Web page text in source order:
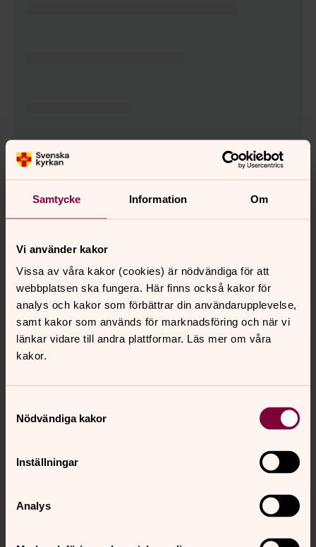
Samtycke Information Om
Vi använder kakor
Vissa av våra kakor (cookies) är nödvändiga för att
webbplatsen ska fungera. Här finns också kakor för
analys och kakor som förbättrar din användarupplevelse,
samt kakor som används för marknadsföring och när vi
länkar vidare till andra plattformar. Läs mer om våra
kakor.
Nödvändiga kakor
Inställningar
Analys
Tillbaka till toppen
Tillbaka till innehållet
Kontakt
Kalender
Hitta snabbt
Sociala kanaler